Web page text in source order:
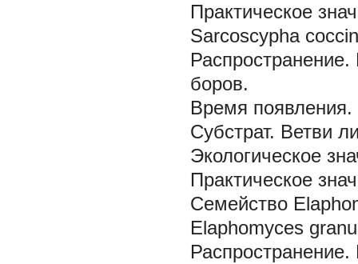
Практическое
Sarcoscypha
Распространение.
боров.
Время появления.
Субстрат. Ветви
Экологическое
Практическое
Семейство
Elaphomyces
Распространение.